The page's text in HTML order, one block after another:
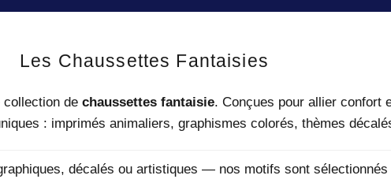
Collection:
Les Chaussettes Fantaisies
collection de chaussettes fantaisie. Conçues pour allier confort
: imprimés animaliers, graphismes colorés, thèmes
décalés ou artistiques — nos motifs sont sélectionnés